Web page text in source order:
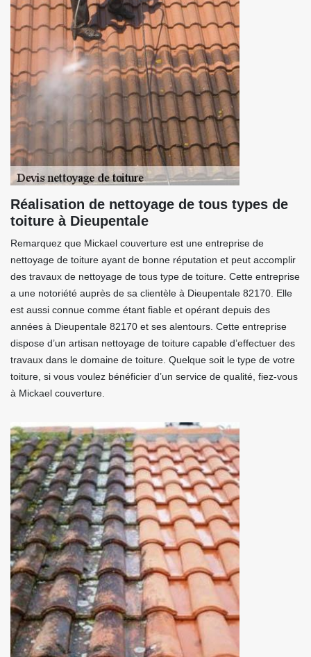
Réalisation de nettoyage de tous types de
toiture à Dieupentale
Remarquez que Mickael couverture est une entreprise de
nettoyage de toiture ayant de bonne réputation et peut accomplir
des travaux de nettoyage de tous type de toiture. Cette entreprise
a une notoriété auprès de sa clientèle à Dieupentale 82170. Elle
est aussi connue comme étant fiable et opérant depuis des
années à Dieupentale 82170 et ses alentours. Cette entreprise
dispose d’un artisan nettoyage de toiture capable d’effectuer des
travaux dans le domaine de toiture. Quelque soit le type de votre
toiture, si vous voulez bénéficier d’un service de qualité, fiez-vous
à Mickael couverture.